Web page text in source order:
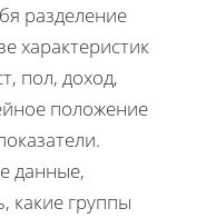
разделение
характеристик
пол, доход,
положение
данные,
какие группы